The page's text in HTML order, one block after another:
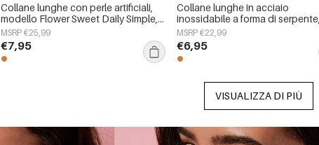
Collane lunghe con perle artificiali,
modello Flower Sweet Daily Simple,
gioielli da donna
MSRP €25,99
€7,95
Collane lunghe in acciaio
inossidabile a forma di serpente,
semplici, della serie Simple Daily,
gioielli da donna
MSRP €22,99
€6,95
VISUALIZZA DI PIÙ